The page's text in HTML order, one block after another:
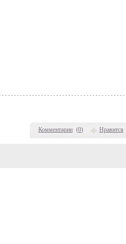
Комментарии (0) Нравится